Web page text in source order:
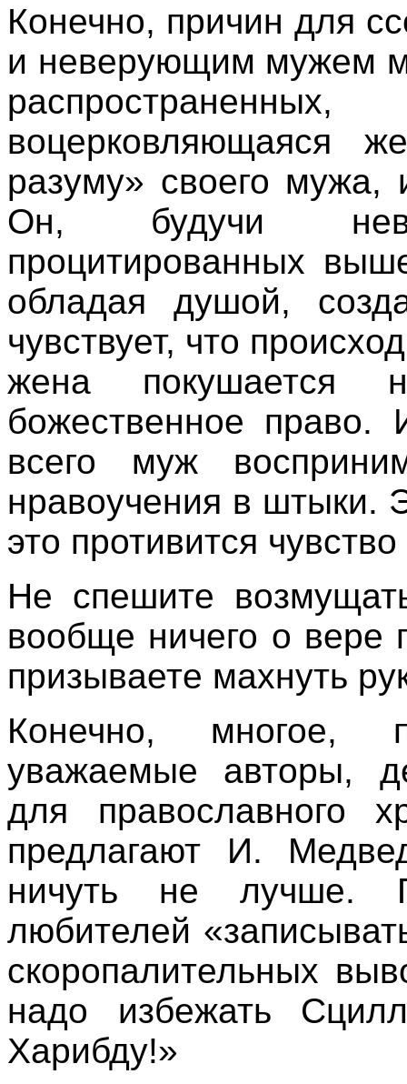
Конечно, причин для
и неверующим мужем
воцерковляющаяся
разуму» своего мужа,
Он, будучи
процитированных
обладая душой,
чувствует, что
жена покушается
божественное право.
всего муж
нравоучения в штыки.
это противится
Не спешите
вообще ничего о вере
призываете махнуть
Конечно, многое,
уважаемые авторы,
для православного
предлагают И.
ничуть не лучше.
любителей
скоропалительных
надо избежать
Харибду!»